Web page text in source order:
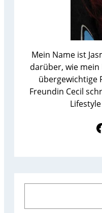
Mein Name ist
darüber, wie mein
übergewichtige
Freundin Cecil
Link zu Facebook